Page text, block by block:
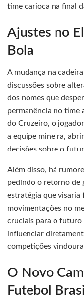
time carioca na final
Ajustes no
Bola
A mudança na
discussões sobre
dos nomes que
permanência no time
do Cruzeiro, o
a equipe mineira,
decisões sobre o
Além disso, há
pedindo o retorno de
estratégia que visaria
movimentações no
cruciais para o futuro
influenciar
competições
O Novo
Futebol